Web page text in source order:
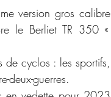
version gros calibre
le Berliet TR 350 «
cyclos : les sportifs,
deux-guerres.